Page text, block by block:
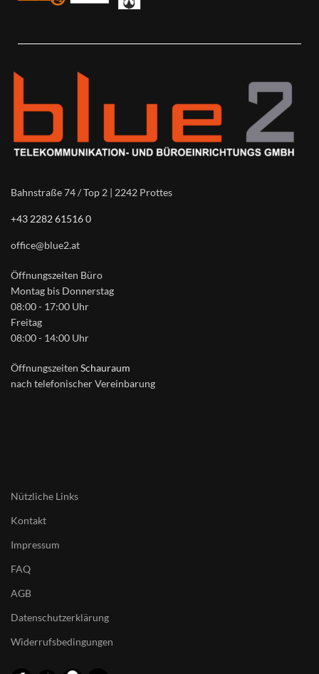
Bahnstraße 74 / Top 2 | 2242 Prottes
+43 2282 61516 0
office@blue2.at
Öffnungszeiten Büro
Montag bis Donnerstag
08:00 - 17:00 Uhr
Freitag
08:00 - 14:00 Uhr
Öffnungszeiten Schauraum
nach telefonischer Vereinbarung
Nützliche Links
Kontakt
Impressum
FAQ
AGB
Datenschutzerklärung
Widerrufsbedingungen